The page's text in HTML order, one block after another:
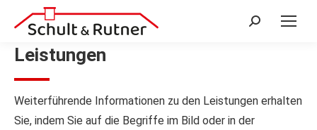
Search:
Leistungen
Weiterführende Informationen zu den Leistungen erhalten
Sie, indem Sie auf die Begriffe im Bild oder in der